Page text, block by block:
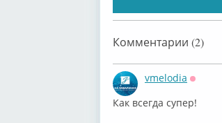
Комментарии (2)
vmelodia
Как всегда супер!